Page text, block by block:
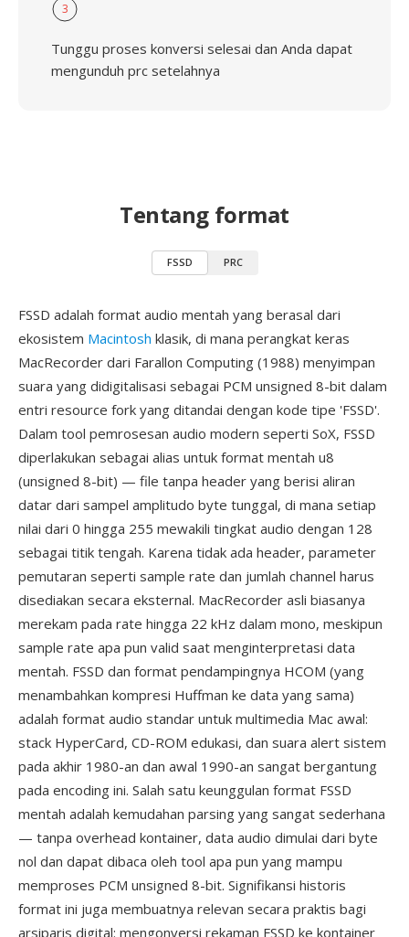
3
Tunggu proses konversi selesai dan Anda dapat
mengunduh prc setelahnya
Tentang format
FSSD PRC
FSSD adalah format audio mentah yang berasal dari
ekosistem Macintosh klasik, di mana perangkat keras
MacRecorder dari Farallon Computing (1988) menyimpan
suara yang didigitalisasi sebagai PCM unsigned 8-bit dalam
entri resource fork yang ditandai dengan kode tipe 'FSSD'.
Dalam tool pemrosesan audio modern seperti SoX, FSSD
diperlakukan sebagai alias untuk format mentah u8
(unsigned 8-bit) — file tanpa header yang berisi aliran
datar dari sampel amplitudo byte tunggal, di mana setiap
nilai dari 0 hingga 255 mewakili tingkat audio dengan 128
sebagai titik tengah. Karena tidak ada header, parameter
pemutaran seperti sample rate dan jumlah channel harus
disediakan secara eksternal. MacRecorder asli biasanya
merekam pada rate hingga 22 kHz dalam mono, meskipun
sample rate apa pun valid saat menginterpretasi data
mentah. FSSD dan format pendampingnya HCOM (yang
menambahkan kompresi Huffman ke data yang sama)
adalah format audio standar untuk multimedia Mac awal:
stack HyperCard, CD-ROM edukasi, dan suara alert sistem
pada akhir 1980-an dan awal 1990-an sangat bergantung
pada encoding ini. Salah satu keunggulan format FSSD
mentah adalah kemudahan parsing yang sangat sederhana
— tanpa overhead kontainer, data audio dimulai dari byte
nol dan dapat dibaca oleh tool apa pun yang mampu
memproses PCM unsigned 8-bit. Signifikansi historis
format ini juga membuatnya relevan secara praktis bagi
arsiparis digital: mengonversi rekaman FSSD ke kontainer